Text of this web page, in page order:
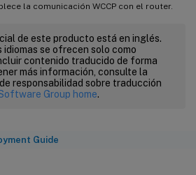
la comunicación WCCP con el router.
de este producto está en inglés.
idiomas se ofrecen solo como
contenido traducido de forma
más información, consulte la
responsabilidad sobre traducción
Group home.
Guide